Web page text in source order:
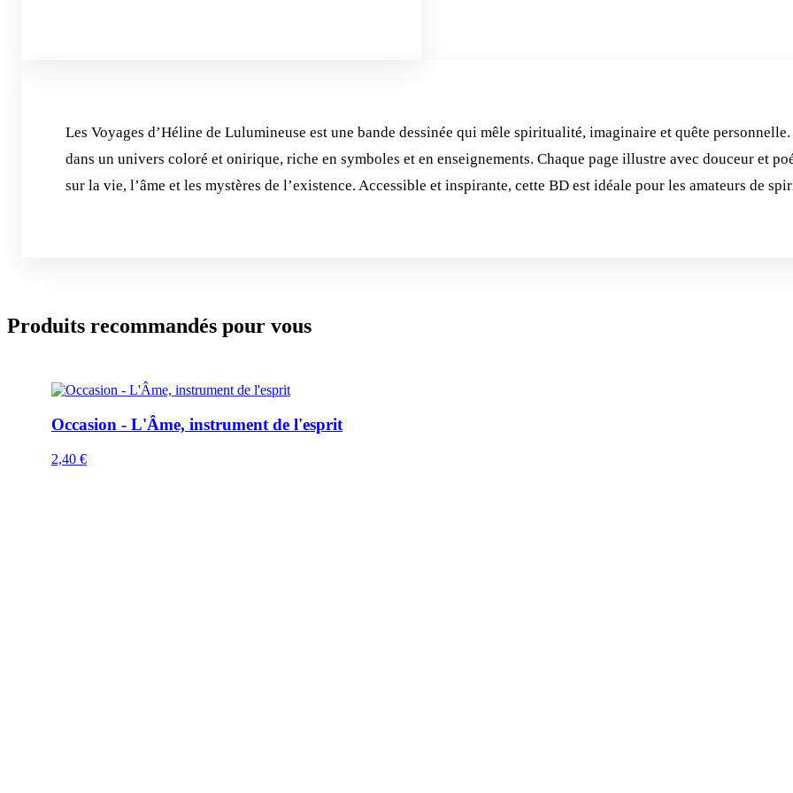
Les Voyages d’Héline de Lulumineuse est une bande dessinée qui mêle spiritualité, imaginaire et quête
dans un univers coloré et onirique, riche en symboles et en enseignements. Chaque page illustre avec douceur et
sur la vie, l’âme et les mystères de l’existence. Accessible et inspirante, cette BD est idéale pour les amateurs de
Produits recommandés pour vous
Occasion - L'Âme, instrument de l'esprit
2,40 €